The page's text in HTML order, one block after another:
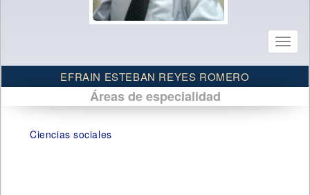
EFRAIN ESTEBAN REYES ROMERO
Áreas de especialidad
Ciencias sociales